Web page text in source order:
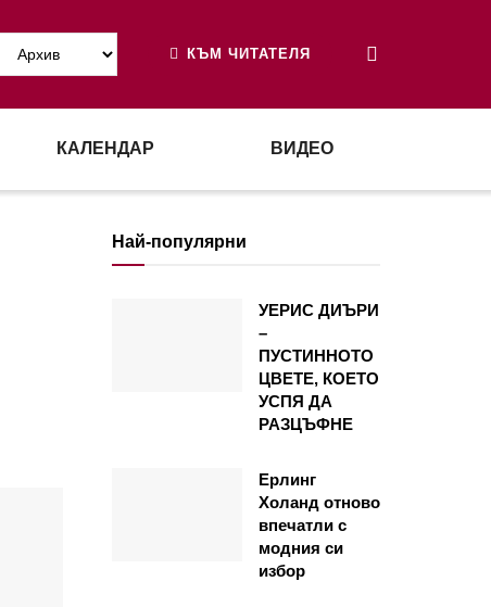
КЪМ ЧИТАТЕЛЯ
КАЛЕНДАР ВИДЕО
Най-популярни
УЕРИС ДИЪРИ
–
ПУСТИННОТО
ЦВЕТЕ, КОЕТО
УСПЯ ДА
РАЗЦЪФНЕ
Ерлинг
Холанд отново
впечатли с
модния си
избор